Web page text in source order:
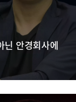
닌 안경회사에